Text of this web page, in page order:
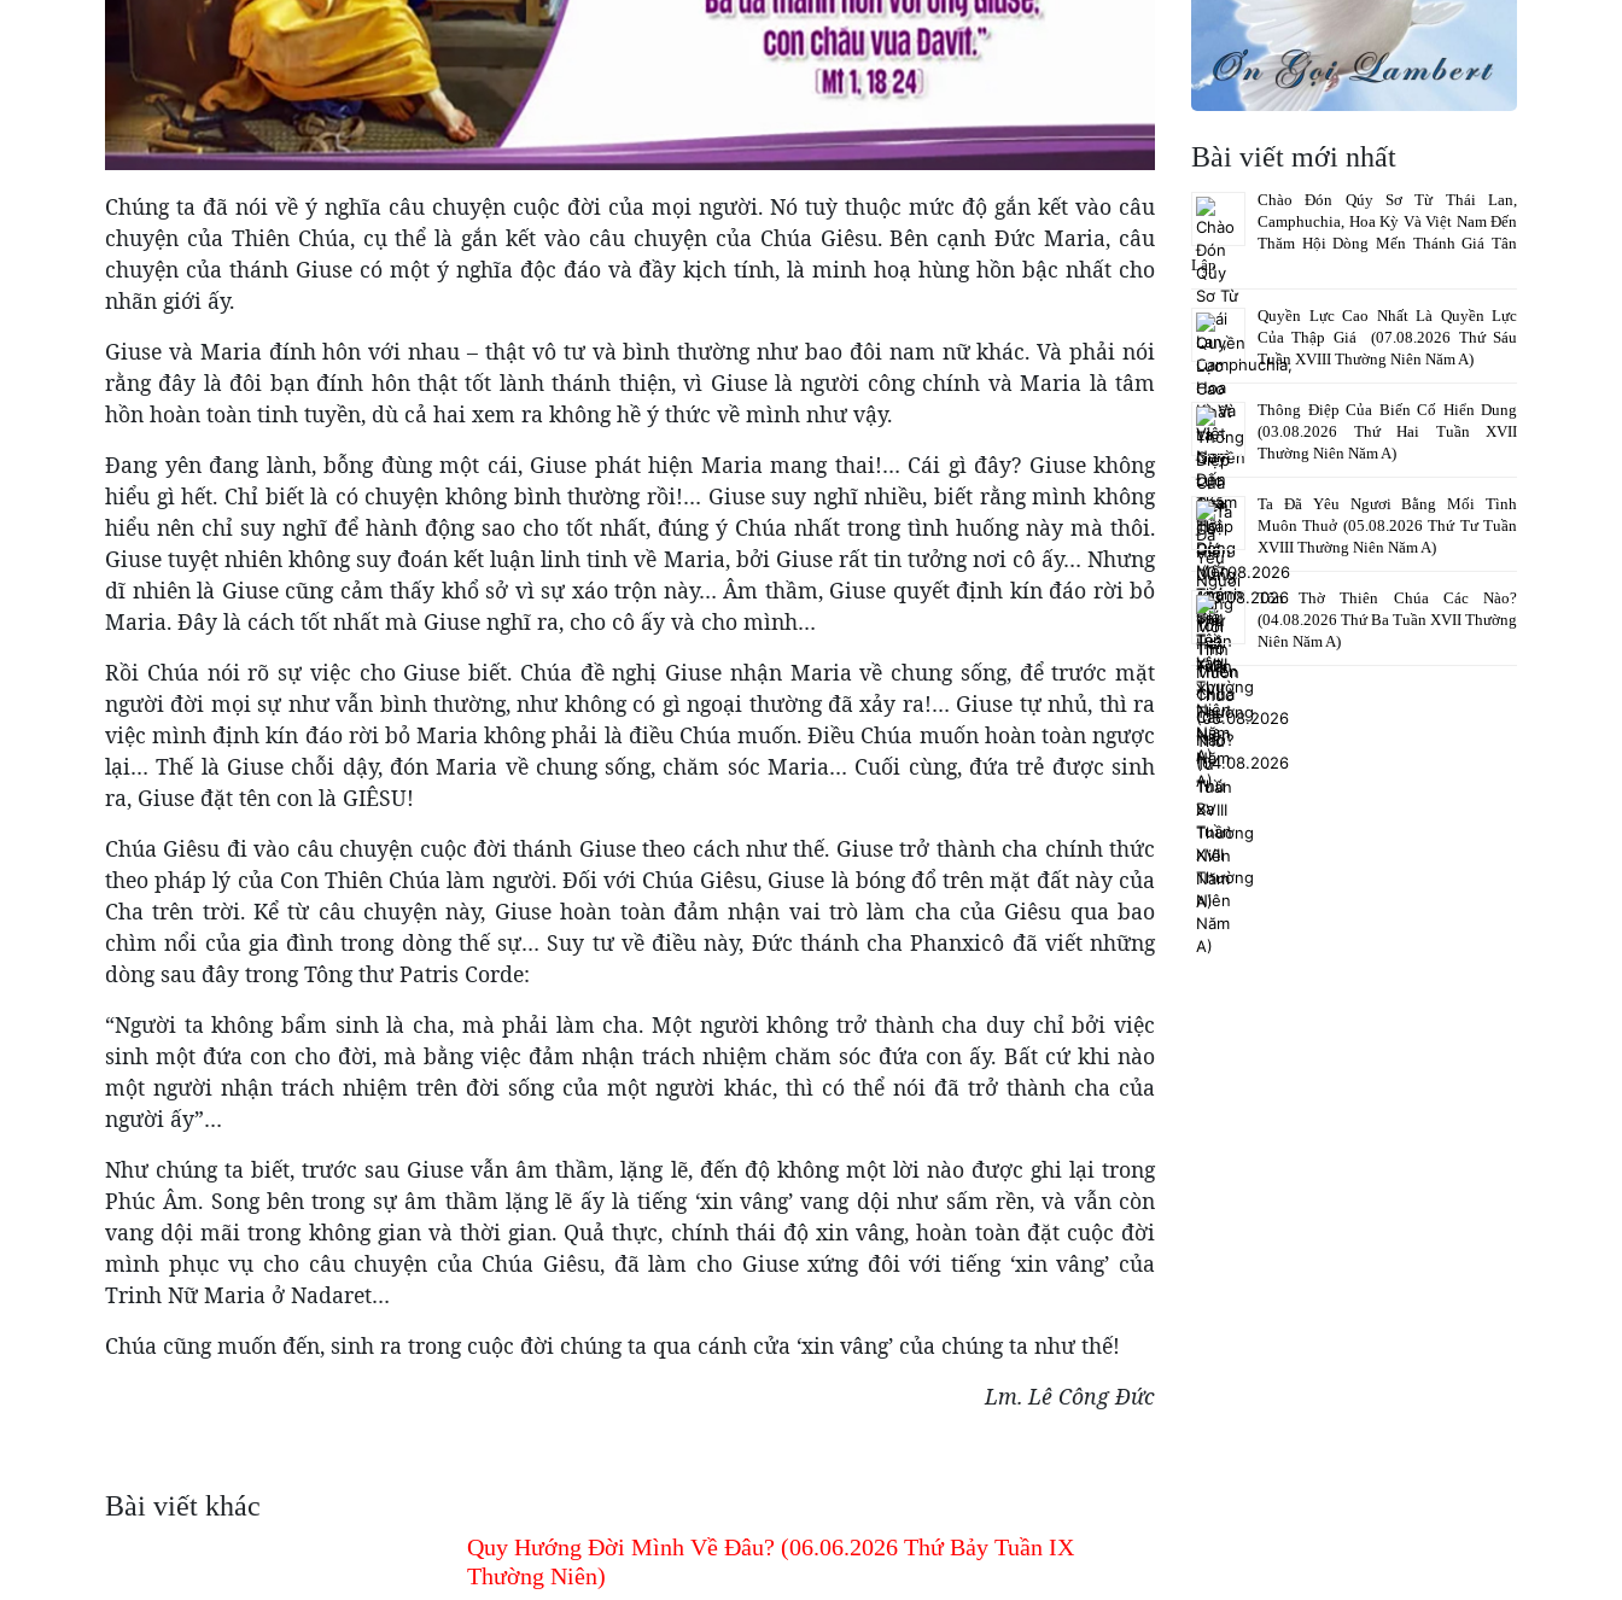
Chúng ta đã nói về ý nghĩa câu chuyện cuộc đời của mọi người. Nó tuỳ thuộc mức độ gắn kết vào câu
chuyện của Thiên Chúa, cụ thể là gắn kết vào câu chuyện của Chúa Giêsu. Bên cạnh Đức Maria, câu
chuyện của thánh Giuse có một ý nghĩa độc đáo và đầy kịch tính, là minh hoạ hùng hồn bậc nhất cho
nhãn giới ấy.
Giuse và Maria đính hôn với nhau – thật vô tư và bình thường như bao đôi nam nữ khác. Và phải nói
rằng đây là đôi bạn đính hôn thật tốt lành thánh thiện, vì Giuse là người công chính và Maria là tâm
hồn hoàn toàn tinh tuyền, dù cả hai xem ra không hề ý thức về mình như vậy.
Đang yên đang lành, bỗng đùng một cái, Giuse phát hiện Maria mang thai!… Cái gì đây? Giuse không
hiểu gì hết. Chỉ biết là có chuyện không bình thường rồi!… Giuse suy nghĩ nhiều, biết rằng mình không
hiểu nên chỉ suy nghĩ để hành động sao cho tốt nhất, đúng ý Chúa nhất trong tình huống này mà thôi.
Giuse tuyệt nhiên không suy đoán kết luận linh tinh về Maria, bởi Giuse rất tin tưởng nơi cô ấy… Nhưng
dĩ nhiên là Giuse cũng cảm thấy khổ sở vì sự xáo trộn này… Âm thầm, Giuse quyết định kín đáo rời bỏ
Maria. Đây là cách tốt nhất mà Giuse nghĩ ra, cho cô ấy và cho mình…
Rồi Chúa nói rõ sự việc cho Giuse biết. Chúa đề nghị Giuse nhận Maria về chung sống, để trước mặt
người đời mọi sự như vẫn bình thường, như không có gì ngoại thường đã xảy ra!… Giuse tự nhủ, thì ra
việc mình định kín đáo rời bỏ Maria không phải là điều Chúa muốn. Điều Chúa muốn hoàn toàn ngược
lại… Thế là Giuse chỗi dậy, đón Maria về chung sống, chăm sóc Maria… Cuối cùng, đứa trẻ được sinh
ra, Giuse đặt tên con là GIÊSU!
Chúa Giêsu đi vào câu chuyện cuộc đời thánh Giuse theo cách như thế. Giuse trở thành cha chính thức
theo pháp lý của Con Thiên Chúa làm người. Đối với Chúa Giêsu, Giuse là bóng đổ trên mặt đất này của
Cha trên trời. Kể từ câu chuyện này, Giuse hoàn toàn đảm nhận vai trò làm cha của Giêsu qua bao
chìm nổi của gia đình trong dòng thế sự… Suy tư về điều này, Đức thánh cha Phanxicô đã viết những
dòng sau đây trong Tông thư Patris Corde:
“Người ta không bẩm sinh là cha, mà phải làm cha. Một người không trở thành cha duy chỉ bởi việc
sinh một đứa con cho đời, mà bằng việc đảm nhận trách nhiệm chăm sóc đứa con ấy. Bất cứ khi nào
một người nhận trách nhiệm trên đời sống của một người khác, thì có thể nói đã trở thành cha của
người ấy”…
Như chúng ta biết, trước sau Giuse vẫn âm thầm, lặng lẽ, đến độ không một lời nào được ghi lại trong
Phúc Âm. Song bên trong sự âm thầm lặng lẽ ấy là tiếng ‘xin vâng’ vang dội như sấm rền, và vẫn còn
vang dội mãi trong không gian và thời gian. Quả thực, chính thái độ xin vâng, hoàn toàn đặt cuộc đời
mình phục vụ cho câu chuyện của Chúa Giêsu, đã làm cho Giuse xứng đôi với tiếng ‘xin vâng’ của
Trinh Nữ Maria ở Nadaret…
Chúa cũng muốn đến, sinh ra trong cuộc đời chúng ta qua cánh cửa ‘xin vâng’ của chúng ta như thế!
Lm. Lê Công Đức
Bài viết khác
Quy Hướng Đời Mình Về Đâu? (06.06.2026 Thứ Bảy Tuần IX
Thường Niên)
Bài viết mới nhất
Chào Đón Qúy Sơ Từ Thái Lan,
Camphuchia, Hoa Kỳ Và Việt Nam Đến
Thăm Hội Dòng Mến Thánh Giá Tân
Lập
Quyền Lực Cao Nhất Là Quyền Lực
Của Thập Giá (07.08.2026 Thứ Sáu
Tuần XVIII Thường Niên Năm A)
Thông Điệp Của Biến Cố Hiển Dung
(03.08.2026 Thứ Hai Tuần XVII
Thường Niên Năm A)
Ta Đã Yêu Ngươi Bằng Mối Tình
Muôn Thuở (05.08.2026 Thứ Tư Tuần
XVIII Thường Niên Năm A)
Tôn Thờ Thiên Chúa Các Nào?
(04.08.2026 Thứ Ba Tuần XVII Thường
Niên Năm A)